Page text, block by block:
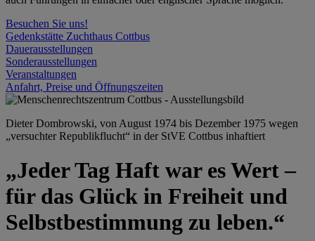
Besuchen Sie uns!
Gedenkstätte Zuchthaus Cottbus
Dauerausstellungen
Sonderausstellungen
Veranstaltungen
Anfahrt, Preise und Öffnungszeiten
Dieter Dombrowski, von August 1974 bis Dezember 1975 wegen
„versuchter Republikflucht“ in der StVE Cottbus inhaftiert
„Jeder Tag Haft war es Wert –
für das Glück in Freiheit und
Selbstbestimmung zu leben.“